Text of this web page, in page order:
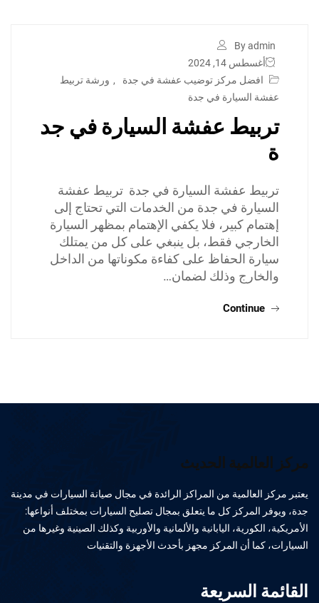
By admin
أغسطس 14, 2024
افضل مركز توضيب عفشة في جدة
, ورشة تربيط
عفشة السيارة في جدة
تربيط عفشة السيارة في جد
ة
تربيط عفشة السيارة في جدة تربيط عفشة
السيارة في جدة من الخدمات التي تحتاج إلى
إهتمام كبير، فلا يكفي الإهتمام بمظهر السيارة
الخارجي فقط، بل ينبغي على كل من يمتلك
سيارة الحفاظ على كفاءة مكوناتها من الداخل
والخارج وذلك لضمان…
Continue
مركز العالمية الحديث
يعتبر مركز العالمية من المراكز الرائدة في مجال صيانة السيارات في مدينة
جدة، ويوفر المركز كل ما يتعلق بمجال تصليح السيارات بمختلف أنواعها:
الأمريكية، الكورية، اليابانية والألمانية والأوربية وكذلك الصينية وغيرها من
السيارات، كما أن المركز مجهز بأحدث الأجهزة والتقنيات
القائمة السريعة